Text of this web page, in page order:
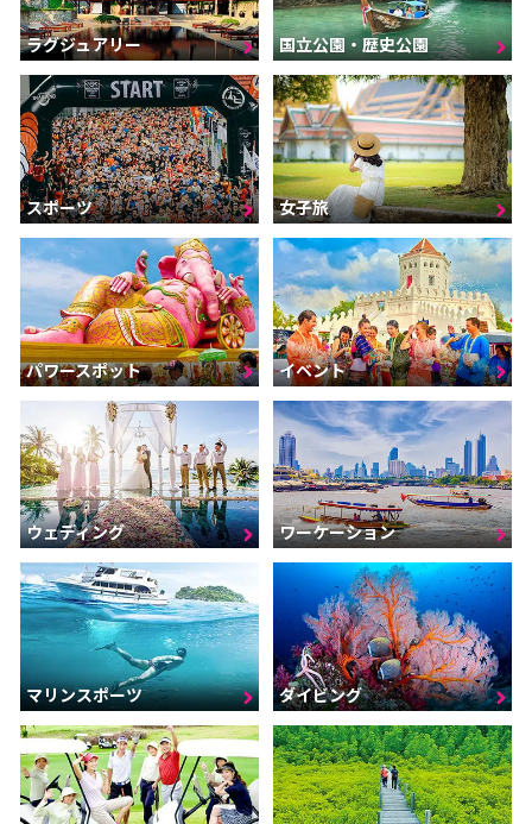
ラグジュアリー 国立公園・歴史公園
スポーツ 女子旅
パワースポット イベント
ウェディング ワーケーション
マリンスポーツ ダイビング